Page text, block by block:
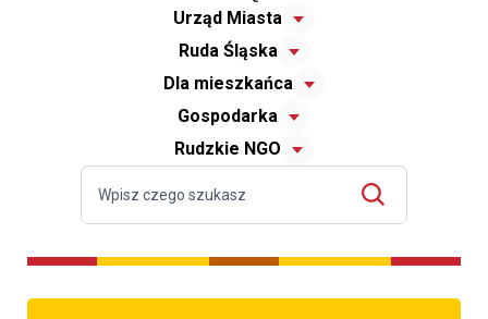
Urząd Miasta
Ruda Śląska
Dla mieszkańca
Gospodarka
Rudzkie NGO